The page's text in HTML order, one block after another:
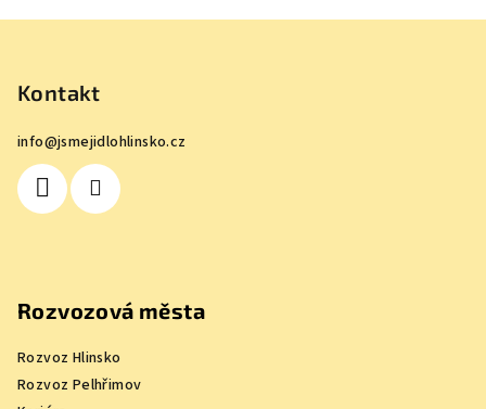
Kontakt
info@jsmejidlohlinsko.cz
Rozvozová města
Rozvoz Hlinsko
Rozvoz Pelhřimov